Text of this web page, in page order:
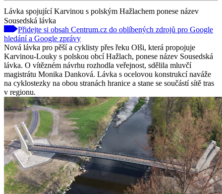
Lávka spojující Karvinou s polským Hažlachem ponese název
Sousedská lávka
Přidejte si obsah Centrum.cz do oblíbených zdrojů pro Google
hledání a Google zprávy
Nová lávka pro pěší a cyklisty přes řeku Olši, která propojuje
Karvinou-Louky s polskou obcí Hažlach, ponese název Sousedská
lávka. O vítězném návrhu rozhodla veřejnost, sdělila mluvčí
magistrátu Monika Danková. Lávka s ocelovou konstrukcí naváže
na cyklostezky na obou stranách hranice a stane se součástí sítě tras
v regionu.